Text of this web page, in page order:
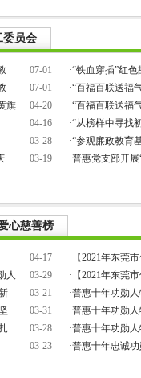
委员会
07-01
07-01
04-20
旗
04-16
03-28
03-19
·“铁血穿插”红
·“百福百联送福
·“百福百联送福
·“从榜样中寻找
·“参观廉政教育
·普惠党支部开
心慈善榜
04-17
03-29
人
03-21
03-31
03-28
03-23
· 【2021年东莞
· 【2021年东莞
·普惠十年功勋
·普惠十年功勋
·普惠十年功勋
·普惠十年忠诚